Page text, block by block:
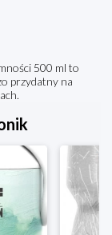
500 ml to
przydatny na